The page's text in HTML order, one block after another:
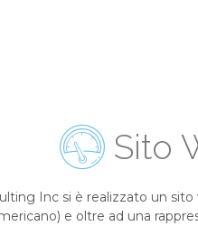
Sito
Inc si è realizzato un
e oltre ad una